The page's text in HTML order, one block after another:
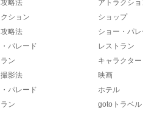
略法
ション
略法
パレード
ン
影法
パレード
ン
アトラクシ
ショップ
ショー・パ
レストラン
キャラクター
映画
ホテル
gotoトラベル